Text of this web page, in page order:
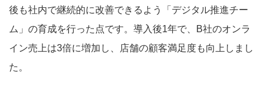
後も社内で継続的に改善できるよう「デジタル推進チー
ム」の育成を行った点です。導入後1年で、B社のオンラ
イン売上は3倍に増加し、店舗の顧客満足度も向上しまし
た。